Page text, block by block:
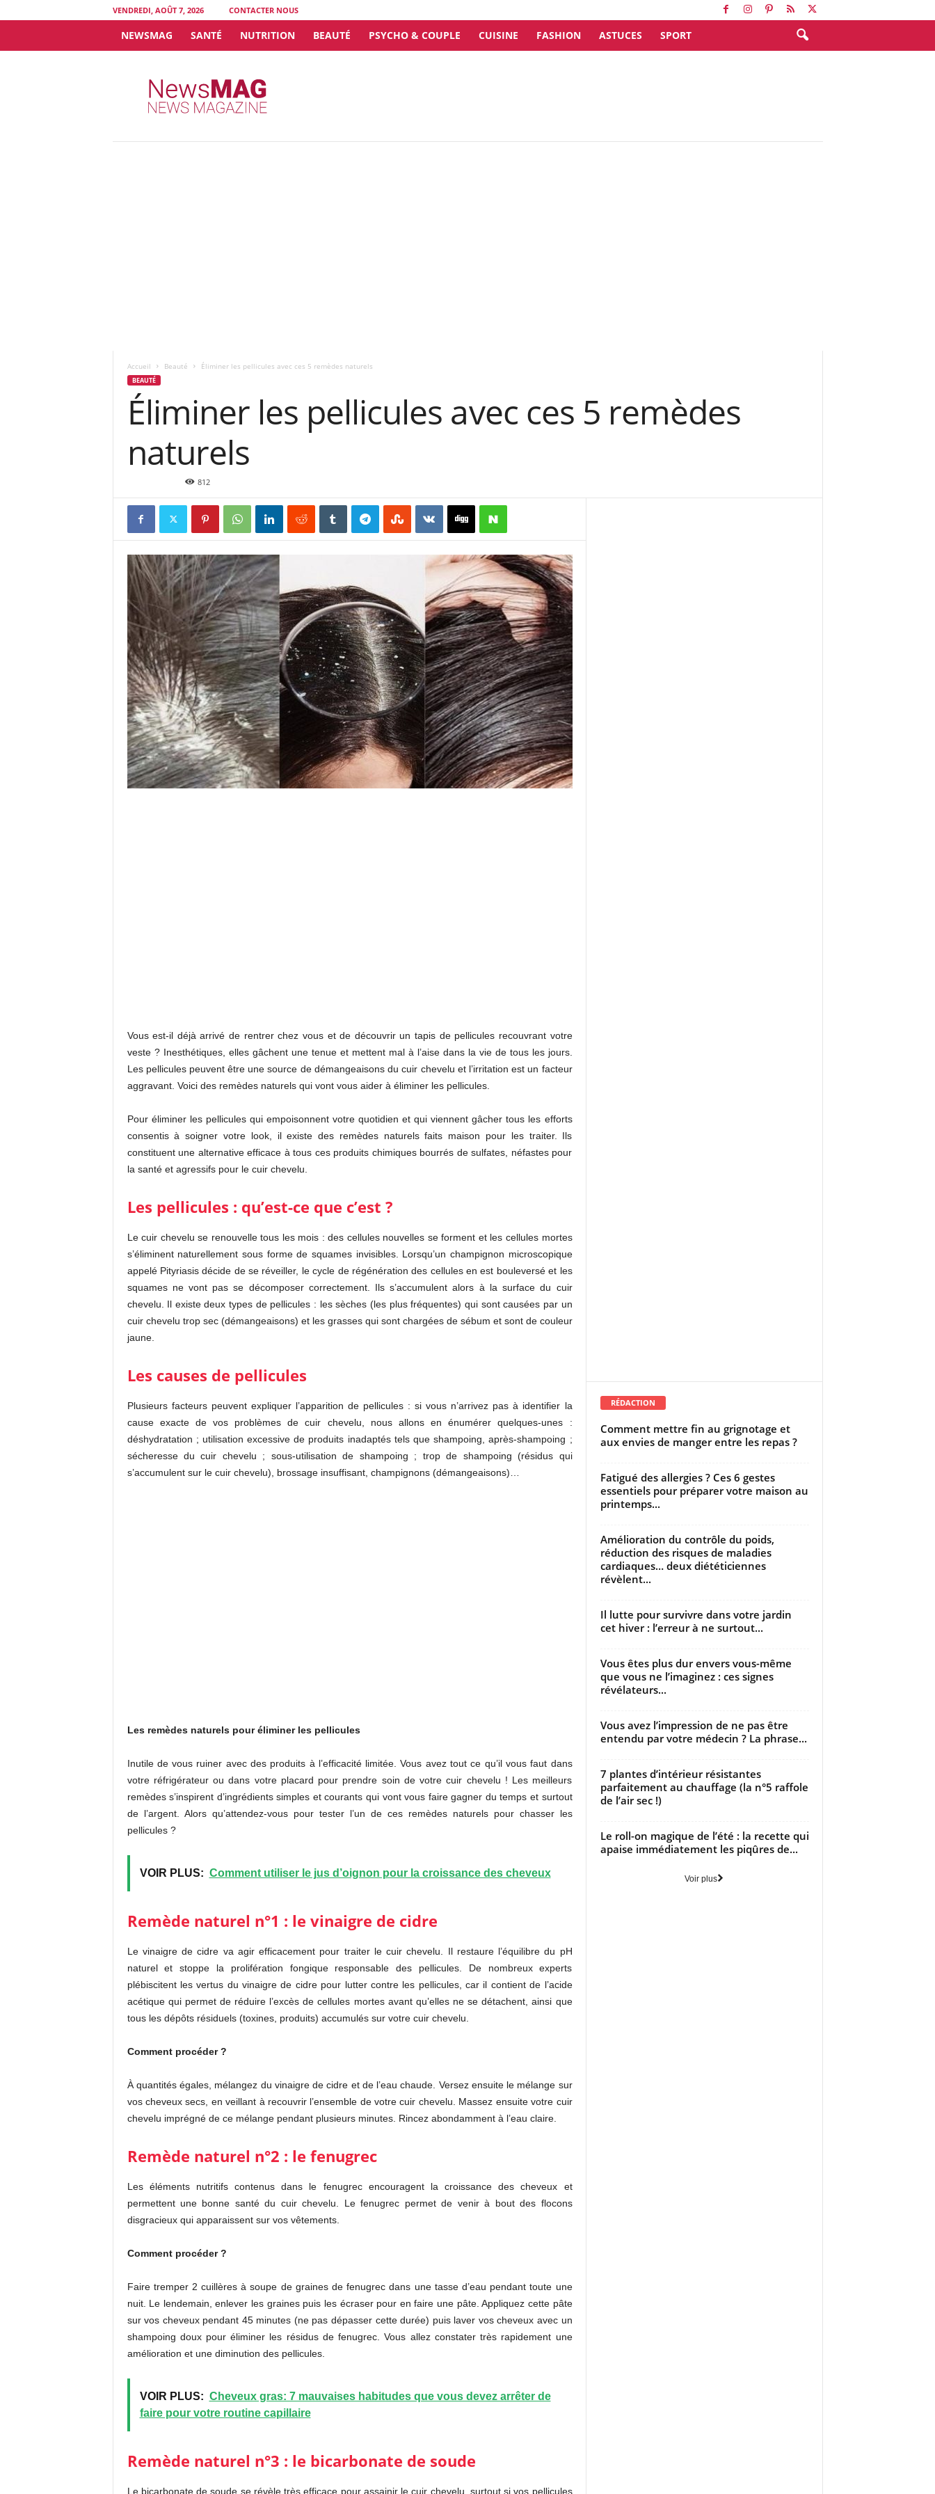
VENDREDI, AOÛT 7, 2026 CONTACTER NOUS
NEWSMAG SANTÉ NUTRITION BEAUTÉ PSYCHO & COUPLE CUISINE FASHION ASTUCES SPORT
Accueil Beauté Éliminer les pellicules avec ces 5 remèdes naturels
BEAUTÉ
Éliminer les pellicules avec ces 5 remèdes
naturels
812
Vous est-il déjà arrivé de rentrer chez vous et de découvrir un tapis de pellicules recouvrant votre
veste ? Inesthétiques, elles gâchent une tenue et mettent mal à l’aise dans la vie de tous les jours.
Les pellicules peuvent être une source de démangeaisons du cuir chevelu et l’irritation est un facteur
aggravant. Voici des remèdes naturels qui vont vous aider à éliminer les pellicules.
Pour éliminer les pellicules qui empoisonnent votre quotidien et qui viennent gâcher tous les efforts
consentis à soigner votre look, il existe des remèdes naturels faits maison pour les traiter. Ils
constituent une alternative efficace à tous ces produits chimiques bourrés de sulfates, néfastes pour
la santé et agressifs pour le cuir chevelu.
Les pellicules : qu’est-ce que c’est ?
Le cuir chevelu se renouvelle tous les mois : des cellules nouvelles se forment et les cellules mortes
s’éliminent naturellement sous forme de squames invisibles. Lorsqu’un champignon microscopique
appelé Pityriasis décide de se réveiller, le cycle de régénération des cellules en est bouleversé et les
squames ne vont pas se décomposer correctement. Ils s’accumulent alors à la surface du cuir
chevelu. Il existe deux types de pellicules : les sèches (les plus fréquentes) qui sont causées par un
cuir chevelu trop sec (démangeaisons) et les grasses qui sont chargées de sébum et sont de couleur
jaune.
Les causes de pellicules
Plusieurs facteurs peuvent expliquer l’apparition de pellicules : si vous n’arrivez pas à identifier la
cause exacte de vos problèmes de cuir chevelu, nous allons en énumérer quelques-unes :
déshydratation ; utilisation excessive de produits inadaptés tels que shampoing, après-shampoing ;
sécheresse du cuir chevelu ; sous-utilisation de shampoing ; trop de shampoing (résidus qui
s’accumulent sur le cuir chevelu), brossage insuffisant, champignons (démangeaisons)…
Les remèdes naturels pour éliminer les pellicules
Inutile de vous ruiner avec des produits à l’efficacité limitée. Vous avez tout ce qu’il vous faut dans
votre réfrigérateur ou dans votre placard pour prendre soin de votre cuir chevelu ! Les meilleurs
remèdes s’inspirent d’ingrédients simples et courants qui vont vous faire gagner du temps et surtout
de l’argent. Alors qu’attendez-vous pour tester l’un de ces remèdes naturels pour chasser les
pellicules ?
VOIR PLUS: Comment utiliser le jus d’oignon pour la croissance des cheveux
Remède naturel n°1 : le vinaigre de cidre
Le vinaigre de cidre va agir efficacement pour traiter le cuir chevelu. Il restaure l’équilibre du pH
naturel et stoppe la prolifération fongique responsable des pellicules. De nombreux experts
plébiscitent les vertus du vinaigre de cidre pour lutter contre les pellicules, car il contient de l’acide
acétique qui permet de réduire l’excès de cellules mortes avant qu’elles ne se détachent, ainsi que
tous les dépôts résiduels (toxines, produits) accumulés sur votre cuir chevelu.
Comment procéder ?
À quantités égales, mélangez du vinaigre de cidre et de l’eau chaude. Versez ensuite le mélange sur
vos cheveux secs, en veillant à recouvrir l’ensemble de votre cuir chevelu. Massez ensuite votre cuir
chevelu imprégné de ce mélange pendant plusieurs minutes. Rincez abondamment à l’eau claire.
Remède naturel n°2 : le fenugrec
Les éléments nutritifs contenus dans le fenugrec encouragent la croissance des cheveux et
permettent une bonne santé du cuir chevelu. Le fenugrec permet de venir à bout des flocons
disgracieux qui apparaissent sur vos vêtements.
Comment procéder ?
Faire tremper 2 cuillères à soupe de graines de fenugrec dans une tasse d’eau pendant toute une
nuit. Le lendemain, enlever les graines puis les écraser pour en faire une pâte. Appliquez cette pâte
sur vos cheveux pendant 45 minutes (ne pas dépasser cette durée) puis laver vos cheveux avec un
shampoing doux pour éliminer les résidus de fenugrec. Vous allez constater très rapidement une
amélioration et une diminution des pellicules.
VOIR PLUS: Cheveux gras: 7 mauvaises habitudes que vous devez arrêter de
faire pour votre routine capillaire
Remède naturel n°3 : le bicarbonate de soude
Le bicarbonate de soude se révèle très efficace pour assainir le cuir chevelu, surtout si vos pellicules
RÉDACTION
Comment mettre fin au grignotage et
aux envies de manger entre les repas ?
Fatigué des allergies ? Ces 6 gestes
essentiels pour préparer votre maison au
printemps...
Amélioration du contrôle du poids,
réduction des risques de maladies
cardiaques… deux diététiciennes
révèlent...
Il lutte pour survivre dans votre jardin
cet hiver : l’erreur à ne surtout...
Vous êtes plus dur envers vous-même
que vous ne l’imaginez : ces signes
révélateurs...
Vous avez l’impression de ne pas être
entendu par votre médecin ? La phrase...
7 plantes d’intérieur résistantes
parfaitement au chauffage (la n°5 raffole
de l’air sec !)
Le roll-on magique de l’été : la recette qui
apaise immédiatement les piqûres de...
Voir plus